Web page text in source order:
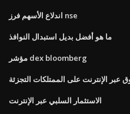
اندلاع الأسهم فرز nse
ما هو أفضل بديل استبدال النوافذ
مؤشر dex bloomberg
عبر الإنترنت على الممتلكات التجزئة
الاستثمار السلبي عبر الإنترنت